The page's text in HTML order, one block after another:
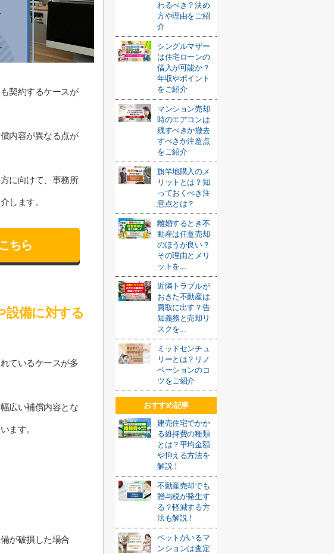
契約するケースが
内容が異なる点が
に向けて、事務所
します。
ちら
設備に対する
ているケースが多
広い補償内容とな
ます。
が破損した場合
わるべき？決め
方や理由をご紹
介
シングルマザー
は住宅ローンの
借入が可能か？
年収やポイント
をご紹介
マンション売却
時のエアコンは
残すべきか撤去
すべきか注意点
をご紹介
旗竿地購入のメ
リットとは？知
っておくべき注
意点とは？
離婚するとき不
動産は任意売却
のほうが良い？
その理由とメリ
ットを...
近隣トラブルが
おきた不動産は
買取に出す？告
知義務と売却リ
スクを...
ミッドセンチュ
リーとは？リノ
ベーションのコ
ツをご紹介
おすすめ記事
建売住宅でかか
る維持費の種類
とは？平均金額
や抑える方法を
解説！
不動産売却でも
贈与税が発生す
る？軽減する方
法も解説！
ペットがいるマ
ンションは査定